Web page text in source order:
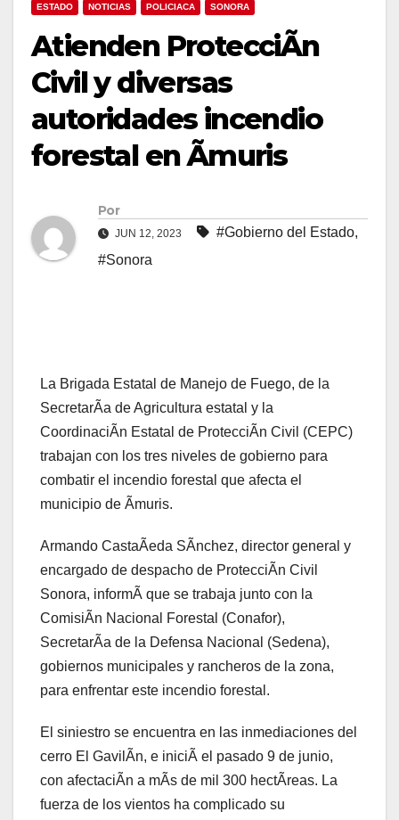
ESTADO NOTICIAS POLICIACA SONORA
Atienden ProtecciÃn
Civil y diversas
autoridades incendio
forestal en Ãmuris
Por
JUN 12, 2023 #Gobierno del Estado,
#Sonora
La Brigada Estatal de Manejo de Fuego, de la
SecretarÃa de Agricultura estatal y la
CoordinaciÃn Estatal de ProtecciÃn Civil (CEPC)
trabajan con los tres niveles de gobierno para
combatir el incendio forestal que afecta el
municipio de Ãmuris.
Armando CastaÃeda SÃnchez, director general y
encargado de despacho de ProtecciÃn Civil
Sonora, informÃ que se trabaja junto con la
ComisiÃn Nacional Forestal (Conafor),
SecretarÃa de la Defensa Nacional (Sedena),
gobiernos municipales y rancheros de la zona,
para enfrentar este incendio forestal.
El siniestro se encuentra en las inmediaciones del
cerro El GavilÃn, e iniciÃ el pasado 9 de junio,
con afectaciÃn a mÃs de mil 300 hectÃreas. La
fuerza de los vientos ha complicado su